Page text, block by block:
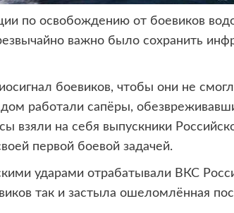
по освобождению от боевиков
важно было сохранить
боевиков, чтобы они не
работали сапёры,
взяли на себя выпускники
первой боевой задачей.
ударами отрабатывали ВКС
так и застыла ошеломлённая